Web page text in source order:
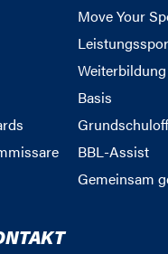
Move Your
Weiterbildung
Basis
BBL-Assist
Gemeinsam